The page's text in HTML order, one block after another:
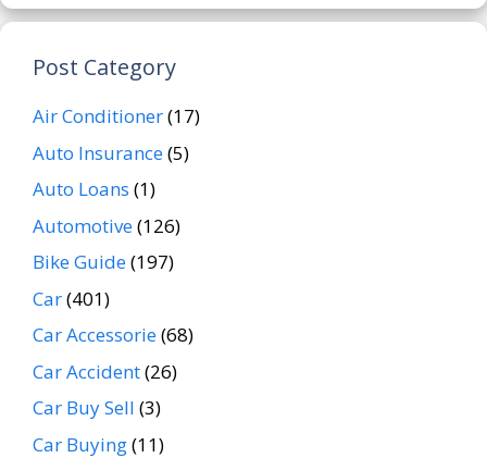
Post Category
Air Conditioner(17)
Auto Insurance(5)
Auto Loans (1)
Automotive(126)
Bike Guide(197)
Car(401)
Car Accessorie(68)
Car Accident(26)
Car Buy Sell (3)
Car Buying(11)